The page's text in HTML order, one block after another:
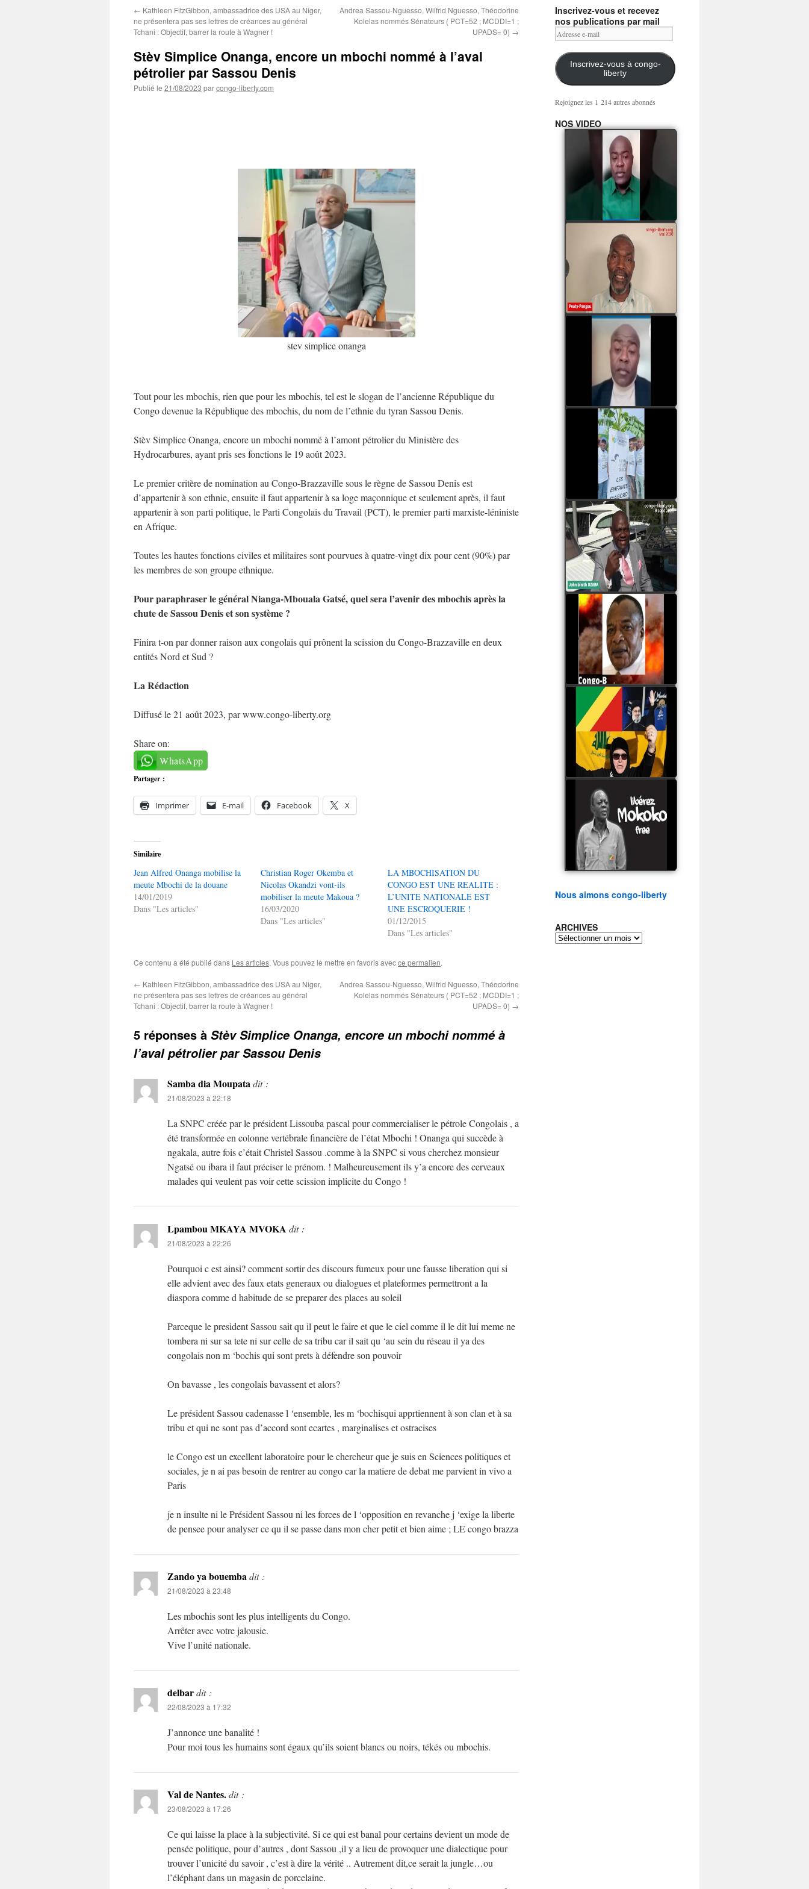
← Kathleen FitzGibbon, ambassadrice des USA au Niger,
ne présentera pas ses lettres de créances au général
Tchani : Objectif, barrer la route à Wagner !
Andrea Sassou-Nguesso, Wilfrid Nguesso, Théodorine
Kolelas nommés Sénateurs ( PCT=52 ; MCDDI=1 ;
UPADS= 0) →
Stèv Simplice Onanga, encore un mbochi nommé à l’aval
pétrolier par Sassou Denis
Publié le 21/08/2023 parcongo-liberty.com
stev simplice onanga
Tout pour les mbochis, rien que pour les mbochis, tel est le slogan de l’ancienne République du
Congo devenue la République des mbochis, du nom de l’ethnie du tyran Sassou Denis.
Stèv Simplice Onanga, encore un mbochi nommé à l’amont pétrolier du Ministère des
Hydrocarbures, ayant pris ses fonctions le 19 août 2023.
Le premier critère de nomination au Congo-Brazzaville sous le règne de Sassou Denis est
d’appartenir à son ethnie, ensuite il faut appartenir à sa loge maçonnique et seulement après, il faut
appartenir à son parti politique, le Parti Congolais du Travail (PCT), le premier parti marxiste-léniniste
en Afrique.
Toutes les hautes fonctions civiles et militaires sont pourvues à quatre-vingt dix pour cent (90%) par
les membres de son groupe ethnique.
Pour paraphraser le général Nianga-Mbouala Gatsé, quel sera l’avenir des mbochis après la
chute de Sassou Denis et son système ?
Finira t-on par donner raison aux congolais qui prônent la scission du Congo-Brazzaville en deux
entités Nord et Sud ?
La Rédaction
Diffusé le 21 août 2023, par www.congo-liberty.org
Share on:
WhatsApp
Partager :
Imprimer E-mail Facebook X
Similaire
Jean Alfred Onanga mobilise la
meute Mbochi de la douane
14/01/2019
Dans "Les articles"
Christian Roger Okemba et
Nicolas Okandzi vont-ils
mobiliser la meute Makoua ?
16/03/2020
Dans "Les articles"
LA MBOCHISATION DU
CONGO EST UNE REALITE :
L’UNITE NATIONALE EST
UNE ESCROQUERIE !
01/12/2015
Dans "Les articles"
Ce contenu a été publié dans Les articles. Vous pouvez le mettre en favoris avecce permalien.
← Kathleen FitzGibbon, ambassadrice des USA au Niger,
ne présentera pas ses lettres de créances au général
Tchani : Objectif, barrer la route à Wagner !
Andrea Sassou-Nguesso, Wilfrid Nguesso, Théodorine
Kolelas nommés Sénateurs ( PCT=52 ; MCDDI=1 ;
UPADS= 0) →
5 réponses à Stèv Simplice Onanga, encore un mbochi nommé à
l’aval pétrolier par Sassou Denis
Samba dia Moupatadit :
21/08/2023 à 22:18
La SNPC créée par le président Lissouba pascal pour commercialiser le pétrole Congolais , a
été transformée en colonne vertébrale financière de l’état Mbochi ! Onanga qui succède à
ngakala, autre fois c’était Christel Sassou .comme à la SNPC si vous cherchez monsieur
Ngatsé ou ibara il faut préciser le prénom. ! Malheureusement ils y’a encore des cerveaux
malades qui veulent pas voir cette scission implicite du Congo !
Lpambou MKAYA MVOKA dit :
21/08/2023 à 22:26
Pourquoi c est ainsi? comment sortir des discours fumeux pour une fausse liberation qui si
elle advient avec des faux etats generaux ou dialogues et plateformes permettront a la
diaspora comme d habitude de se preparer des places au soleil
Parceque le president Sassou sait qu il peut le faire et que le ciel comme il le dit lui meme ne
tombera ni sur sa tete ni sur celle de sa tribu car il sait qu ‘au sein du réseau il ya des
congolais non m ‘bochis qui sont prets à défendre son pouvoir
On bavasse , les congolais bavassent et alors?
Le président Sassou cadenasse l ‘ensemble, les m ‘bochisqui apprtiennent à son clan et à sa
tribu et qui ne sont pas d’accord sont ecartes , marginalises et ostracises
le Congo est un excellent laboratoire pour le chercheur que je suis en Sciences politiques et
sociales, je n ai pas besoin de rentrer au congo car la matiere de debat me parvient in vivo a
Paris
je n insulte ni le Président Sassou ni les forces de l ‘opposition en revanche j ‘exige la liberte
de pensee pour analyser ce qu il se passe dans mon cher petit et bien aime ; LE congo brazza
Zando ya bouembadit :
21/08/2023 à 23:48
Les mbochis sont les plus intelligents du Congo.
Arrêter avec votre jalousie.
Vive l’unité nationale.
delbardit :
22/08/2023 à 17:32
J’annonce une banalité !
Pour moi tous les humains sont égaux qu’ils soient blancs ou noirs, tékés ou mbochis.
Val de Nantes.dit :
23/08/2023 à 17:26
Ce qui laisse la place à la subjectivité. Si ce qui est banal pour certains devient un mode de
pensée politique, pour d’autres , dont Sassou ,il y a lieu de provoquer une dialectique pour
trouver l’unicité du savoir , c’est à dire la vérité .. Autrement dit,ce serait la jungle…ou
l’éléphant dans un magasin de porcelaine.
Inscrivez-vous et recevez
nos publications par mail
Adresse
e-
mail
Inscrivez-vous à congo-
liberty
Rejoignez les 1 214 autres abonnés
NOS VIDEO
Mingwa BIANGO : Ni
les mercenaires russes,
ni la garde présidentielle
ne mourront pour
Sassou Denis
watch video
POATY PANGOU
parle de la coquille vide
Collinet Makosso, des
assassinats des jeunes
par Serge OBOA
watch video
Sassou Nguesso est
revenu au pouvoir par
les armes, il ne quittera
le pouvoir que par la
force
watch video
watch video
John Binith Dzaba
s'exprime sur le voyage
de Rodrigue Malanda
Samba à Paris
watch video
Poaty Pangou La
Conférence des ethnies
est la seule solution pour
éviter la scission du
Congo B
watch video
Les liaisons dangereuses
du clan Sassou Nguesso
avec le Hezbollah
watch video
Le Général Mokoko est
l'unique légitimité
présidentielle du peuple
congolais
watch video
Nous aimons congo-liberty
ARCHIVES
ARCHIVES